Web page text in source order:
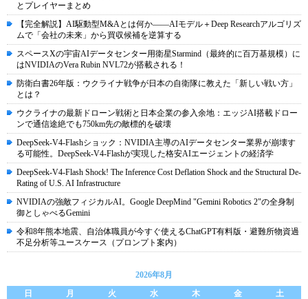
とプレイヤーまとめ
【完全解説】AI駆動型M&Aとは何か――AIモデル＋Deep Researchアルゴリズ
ムで「会社の未来」から買収候補を逆算する
スペースXの宇宙AIデータセンター用衛星Starmind（最終的に百万基規模）に
はNVIDIAのVera Rubin NVL72が搭載される！
防衛白書26年版：ウクライナ戦争が日本の自衛隊に教えた「新しい戦い方」
とは？
ウクライナの最新ドローン戦術と日本企業の参入余地：エッジAI搭載ドロー
ンで通信途絶でも750km先の敵標的を破壊
DeepSeek-V4-Flashショック：NVIDIA主導のAIデータセンター業界が崩壊す
る可能性。DeepSeek-V4-Flashが実現した格安AIエージェントの経済学
DeepSeek-V4-Flash Shock! The Inference Cost Deflation Shock and the Structural De-
Rating of U.S. AI Infrastructure
NVIDIAの強敵フィジカルAI。Google DeepMind "Gemini Robotics 2"の全身制
御としゃべるGemini
令和8年熊本地震、自治体職員が今すぐ使えるChatGPT有料版・避難所物資過
不足分析等ユースケース（プロンプト案内）
2026年8月
日
月 火 水 木 金
土